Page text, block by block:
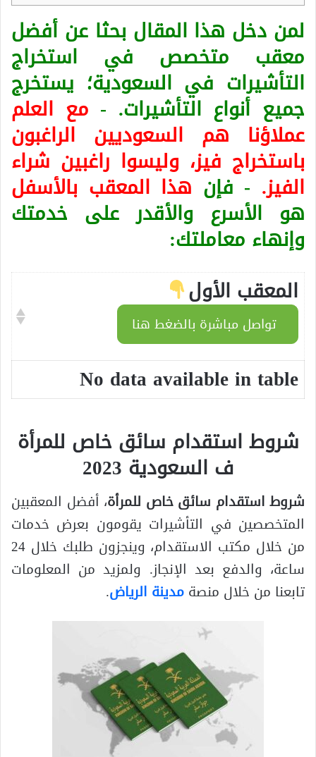
لمن دخل هذا المقال بحثا عن أفضل
معقب متخصص في استخراج
التأشيرات في السعودية؛ يستخرج
جميع أنواع التأشيرات. - مع العلم
عملاؤنا هم السعوديين الراغبون
باستخراج فيز، وليسوا راغبين شراء
الفيز. - فإن هذا المعقب بالأسفل
هو الأسرع والأقدر على خدمتك
وإنهاء معاملتك:
المعقب الأول
تواصل مباشرة بالضغط هنا
No data available in table
شروط استقدام سائق خاص للمرأة
ف السعودية 2023
شروط استقدام سائق خاص للمرأة، أفضل المعقبين
المتخصصين في التأشيرات يقومون بعرض خدمات
من خلال مكتب الاستقدام، وينجزون طلبك خلال 24
ساعة، والدفع بعد الإنجاز. ولمزيد من المعلومات
تابعنا من خلال منصةمدينة الرياض.